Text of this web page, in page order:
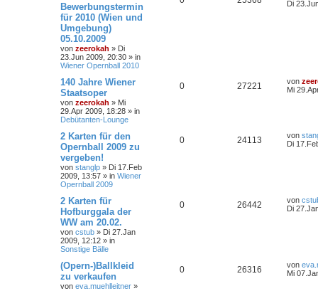
Bewerbungstermin
für 2010 (Wien und
Umgebung)
05.10.2009
von zeerokah » Di
23.Jun 2009, 20:30 » in
Wiener Opernball 2010
Di
140 Jahre Wiener
Staatsoper
von zeerokah » Mi
29.Apr 2009, 18:28 » in
Debütanten-Lounge
0 27221 von
Mi
2 Karten für den
Opernball 2009 zu
vergeben!
von stanglp » Di 17.Feb
2009, 13:57 » in Wiener
Opernball 2009
0 24113 von
Di
2 Karten für
Hofburggala der
WW am 20.02.
von cstub » Di 27.Jan
2009, 12:12 » in
Sonstige Bälle
0 26442 von
Di
(Opern-)Ballkleid
zu verkaufen
von eva.muehlleitner »
0 26316 von
Mi